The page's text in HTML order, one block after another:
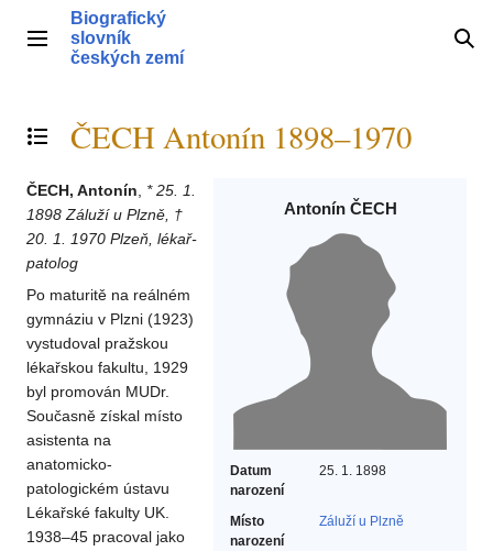
obsahHlavní menu
Biografický
slovník
českých zemí
Přepnout obsah
ČECH Antonín 1898–1970
Antonín ČECH
Datum
narození
25. 1. 1898
Místo
narození
Záluží u Plzně
ČECH, Antonín
* 25. 1.
1898 Záluží u Plzně, †
20. 1. 1970 Plzeň, lékař-
patolog
Po maturitě na reálném
gymnáziu v Plzni (1923)
vystudoval pražskou
lékařskou fakultu, 1929
byl promován MUDr.
Současně získal místo
asistenta na
anatomicko-
patologickém ústavu
Lékařské fakulty UK.
1938–45 pracoval jako